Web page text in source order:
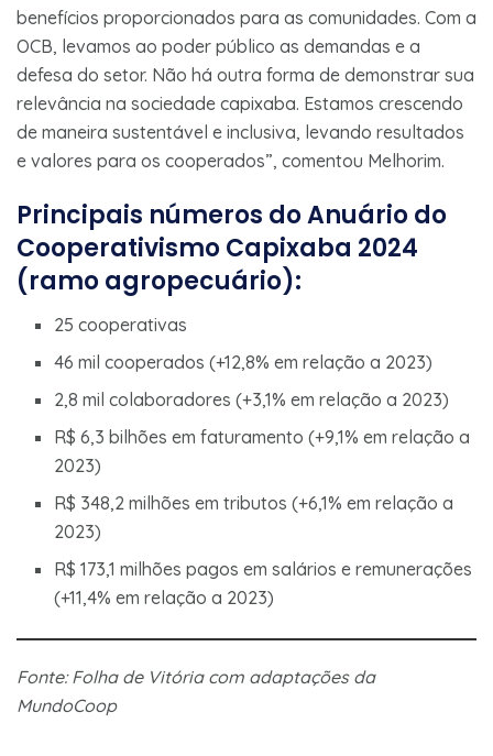
benefícios proporcionados para as comunidades. Com a
OCB, levamos ao poder público as demandas e a
defesa do setor. Não há outra forma de demonstrar sua
relevância na sociedade capixaba. Estamos crescendo
de maneira sustentável e inclusiva, levando resultados
e valores para os cooperados”, comentou Melhorim.
Principais números do Anuário do
Cooperativismo Capixaba 2024
(ramo agropecuário):
25 cooperativas
46 mil cooperados (+12,8% em relação a 2023)
2,8 mil colaboradores (+3,1% em relação a 2023)
R$ 6,3 bilhões em faturamento (+9,1% em relação a
2023)
R$ 348,2 milhões em tributos (+6,1% em relação a
2023)
R$ 173,1 milhões pagos em salários e remunerações
(+11,4% em relação a 2023)
Fonte: Folha de Vitória com adaptações da
MundoCoop